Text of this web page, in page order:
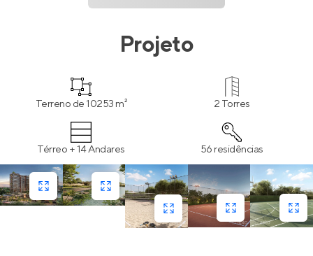
Projeto
Terreno de 10253 m² 2 Torres
Térreo + 14 Andares 56 residências